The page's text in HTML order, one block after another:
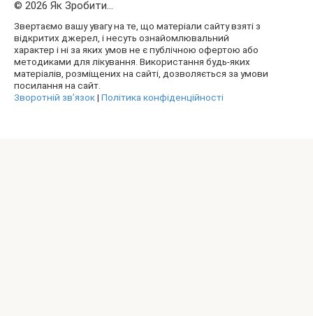
© 2026 Як Зробити...
Звертаємо вашу увагу на те, що матеріали сайту взяті з
відкритих джерел, і несуть ознайомлювальний
характер і ні за яких умов не є публічною офертою або
методиками для лікування. Використання будь-яких
матеріалів, розміщених на сайті, дозволяється за умови
посилання на сайт.
Зворотній зв’язок| Політика конфіденційності